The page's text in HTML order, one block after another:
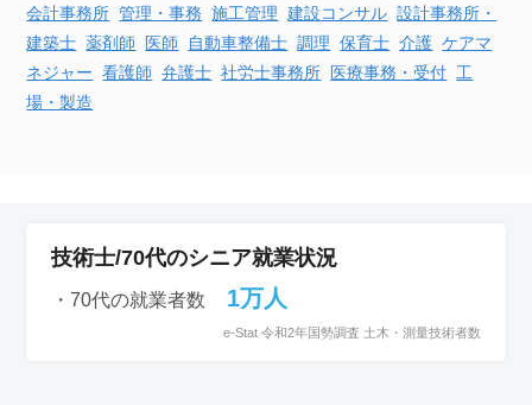
会計事務所 管理・事務 施工管理 建設コンサル 設計事務所・
建築士 薬剤師 医師 自動車整備士 調理 保育士 介護 ケアマ
ネジャー 看護師 弁護士 社労士事務所 医療事務・受付 工
場・製造
技術士/70代のシニア就業状況
・70代の就業者数 1万人
e-Stat 令和2年国勢調査 土木・測量技術者数